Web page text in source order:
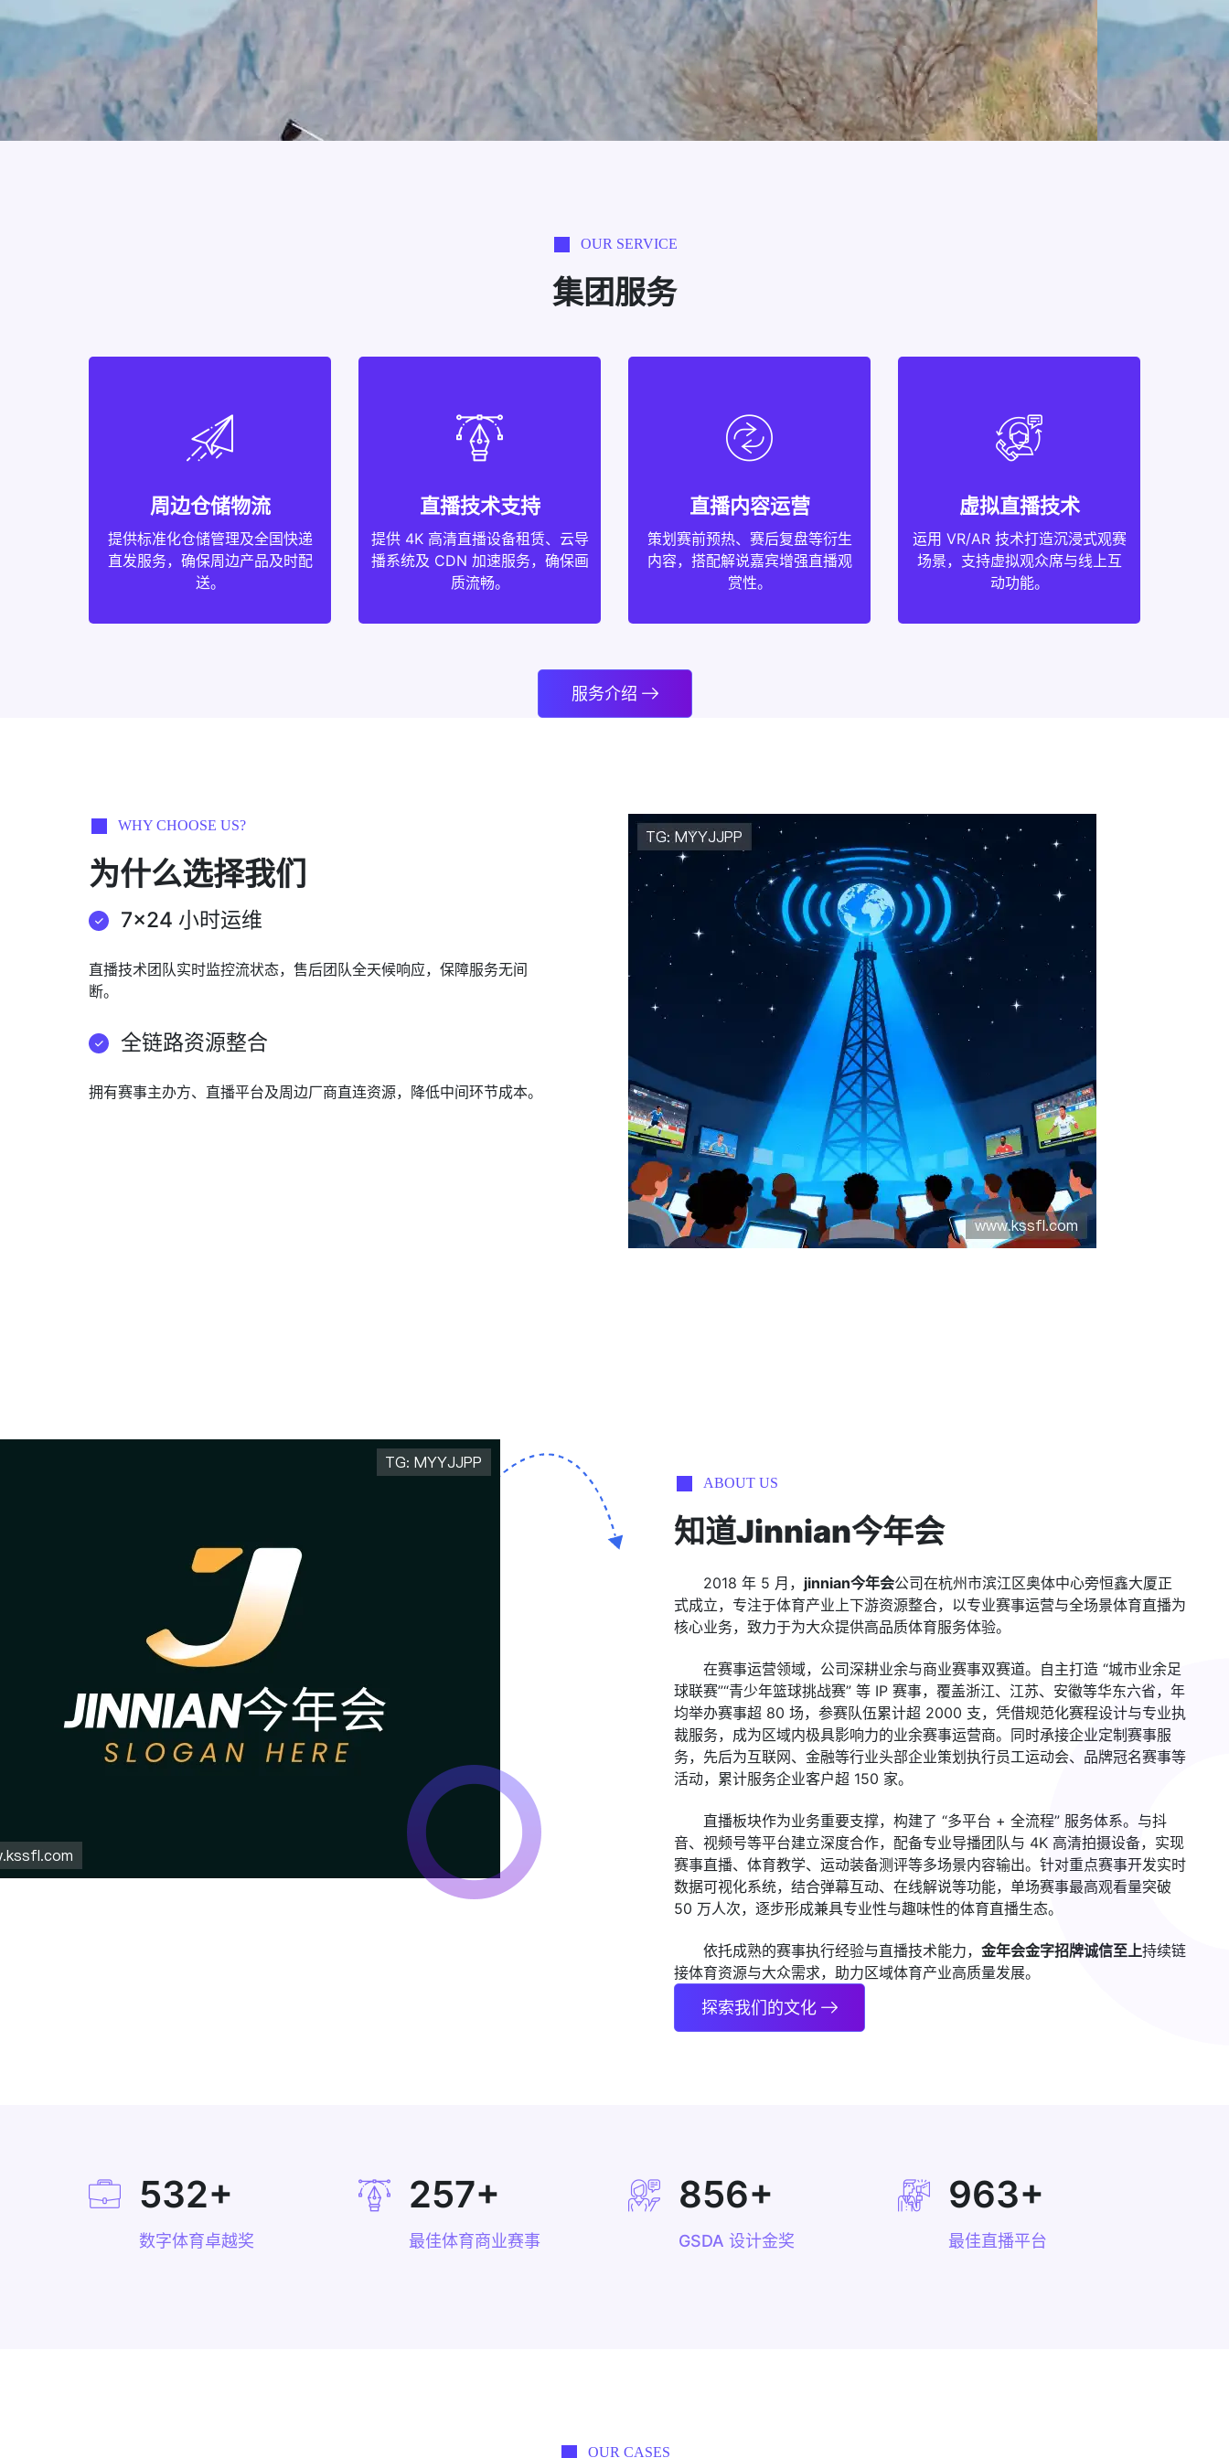
OUR SERVICE
集团服务
周边仓储物流
提供标准化仓储管理及全国快递
直发服务，确保周边产品及时配
送。
直播技术支持
提供 4K 高清直播设备租赁、云导
播系统及 CDN 加速服务，确保画
质流畅。
直播内容运营
策划赛前预热、赛后复盘等衍生
内容，搭配解说嘉宾增强直播观
赏性。
虚拟直播技术
运用 VR/AR 技术打造沉浸式观赛
场景，支持虚拟观众席与线上互
动功能。
服务介绍
WHY CHOOSE US?
为什么选择我们
7×24 小时运维
直播技术团队实时监控流状态，售后团队全天候响应，保障服务无间
断。
全链路资源整合
拥有赛事主办方、直播平台及周边厂商直连资源，降低中间环节成本。
ABOUT US
知道Jinnian今年会
2018 年 5 月， jinnian今年会公司在杭州市滨江区奥体中心旁恒鑫大厦正
式成立，专注于体育产业上下游资源整合，以专业赛事运营与全场景体育直播为
核心业务，致力于为大众提供高品质体育服务体验。
在赛事运营领域，公司深耕业余与商业赛事双赛道。自主打造 “城市业余足
球联赛”“青少年篮球挑战赛” 等 IP 赛事，覆盖浙江、江苏、安徽等华东六省，年
均举办赛事超 80 场，参赛队伍累计超 2000 支，凭借规范化赛程设计与专业执
裁服务，成为区域内极具影响力的业余赛事运营商。同时承接企业定制赛事服
务，先后为互联网、金融等行业头部企业策划执行员工运动会、品牌冠名赛事等
活动，累计服务企业客户超 150 家。
直播板块作为业务重要支撑，构建了 “多平台 + 全流程” 服务体系。与抖
音、视频号等平台建立深度合作，配备专业导播团队与 4K 高清拍摄设备，实现
赛事直播、体育教学、运动装备测评等多场景内容输出。针对重点赛事开发实时
数据可视化系统，结合弹幕互动、在线解说等功能，单场赛事最高观看量突破
50 万人次，逐步形成兼具专业性与趣味性的体育直播生态。
依托成熟的赛事执行经验与直播技术能力， 金年会金字招牌诚信至上持续链
接体育资源与大众需求，助力区域体育产业高质量发展。
探索我们的文化
532+
数字体育卓越奖
257+
最佳体育商业赛事
856+
GSDA 设计金奖
963+
最佳直播平台
OUR CASES